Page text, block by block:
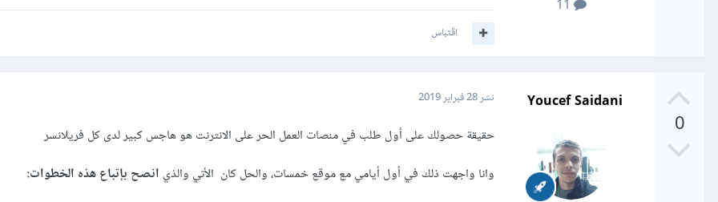
اقتباس
0
Youcef Saidani نشر28 فبراير 2019
حقيقة حصولك على أول طلب في منصات العمل الحر على الانترنت هو هاجس كبير لدى كل فريلانسر
وانا واجهت ذلك في أول أيامي مع موقع خمسات، والحل كان الأتي والذي انصح بإتباع هذه الخطوات: